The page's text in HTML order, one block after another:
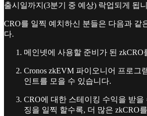
출시일까지(3분기 중 예상) 락업되게 됩
CRO를 일찍 예치하신 분들은 다음과 같
다.
메인넷에 사용할 준비가 된 zkCRO
Cronos zkEVM 파이오니어 프로그
인트를 모을 수 있습니다.
CRO에 대한 스테이킹 수익을 받을
징을 일찍 할수록, 더 많은 zkCRO